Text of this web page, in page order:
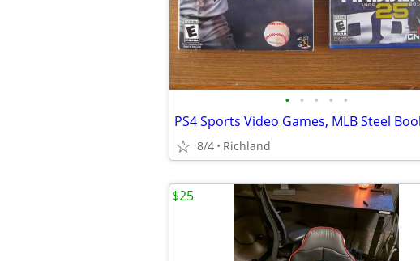
• • • • •
8/4 Richland
$25